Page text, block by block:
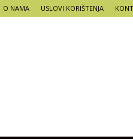
O NAMA USLOVI KORIŠTENJA